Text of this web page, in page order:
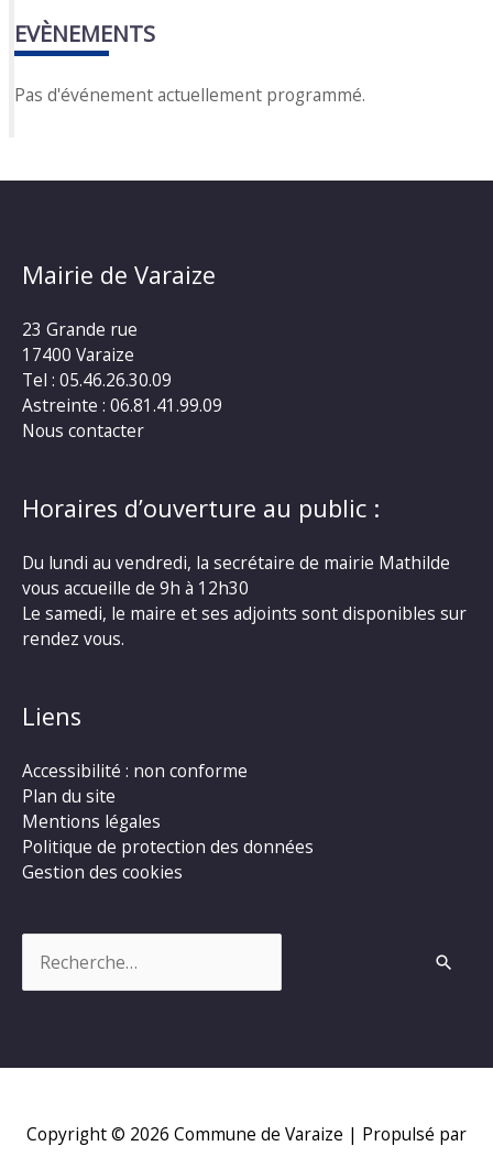
EVÈNEMENTS
Pas d'événement actuellement programmé.
Mairie de Varaize
23 Grande rue
17400 Varaize
Tel : 05.46.26.30.09
Astreinte : 06.81.41.99.09
Nous contacter
Horaires d’ouverture au public :
Du lundi au vendredi, la secrétaire de mairie Mathilde
vous accueille de 9h à 12h30
Le samedi, le maire et ses adjoints sont disponibles sur
rendez vous.
Liens
Accessibilité : non conforme
Plan du site
Mentions légales
Politique de protection des données
Gestion des cookies
Copyright © 2026 Commune de Varaize | Propulsé par